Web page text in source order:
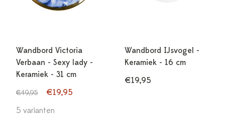
Wandbord Victoria
Verbaan - Sexy lady -
Keramiek - 31 cm
€49,95
€19,95
5 varianten
Wandbord IJsvogel -
Keramiek - 16 cm
€19,95